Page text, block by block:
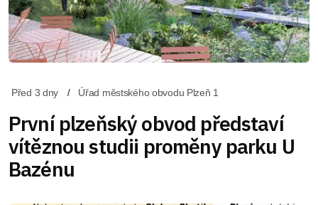
Před 3 dny Úřad městského obvodu Plzeň 1
První plzeňský obvod představí
vítěznou studii proměny parku U
Bazénu